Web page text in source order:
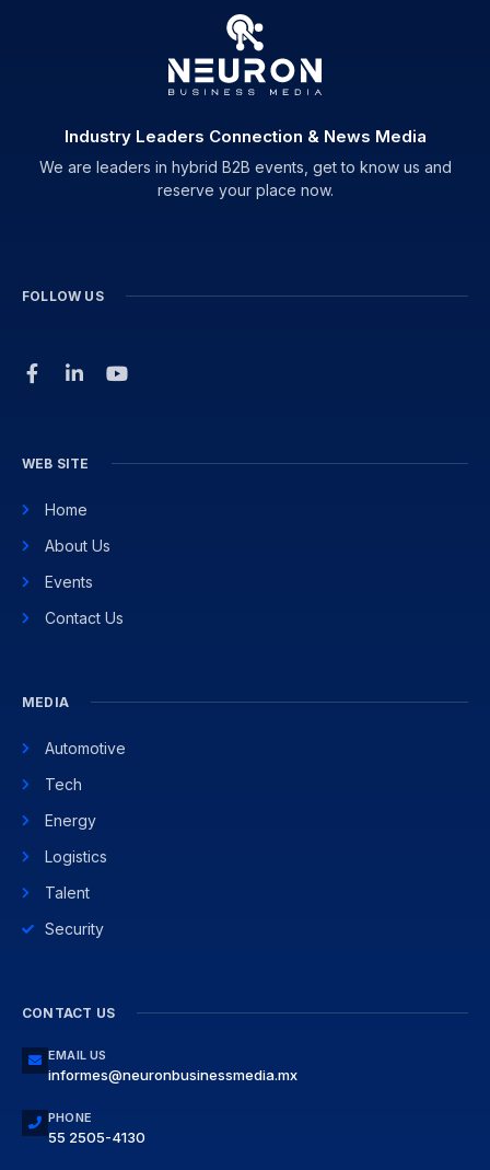
Industry Leaders Connection & News Media
We are leaders in hybrid B2B events, get to know us and
reserve your place now.
FOLLOW US
WEB SITE
Home
About Us
Events
Contact Us
MEDIA
Automotive
Tech
Energy
Logistics
Talent
Security
CONTACT US
EMAIL US
informes@neuronbusinessmedia.mx
PHONE
55 2505-4130